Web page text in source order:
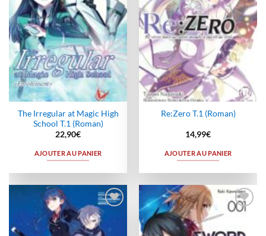
The Irregular at Magic High
School T.1 (Roman)
22,90€
AJOUTER AU PANIER
Re:Zero T.1 (Roman)
14,99€
AJOUTER AU PANIER
Ajouter
wishlist
Ajouter
wishlist